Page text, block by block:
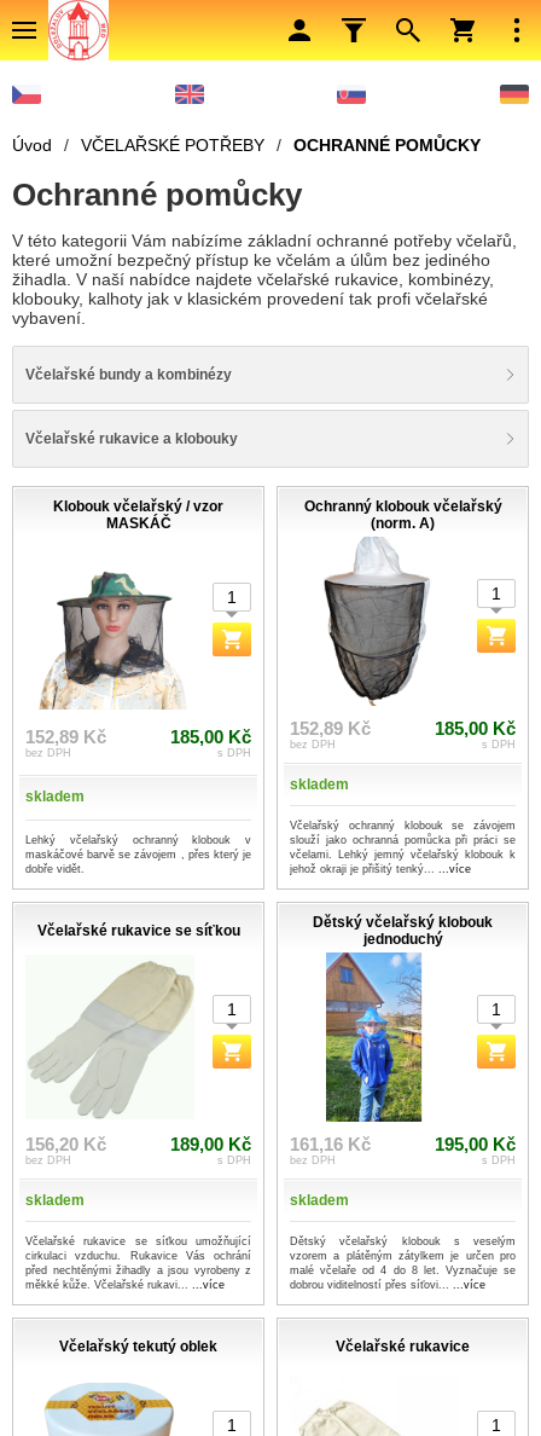
Úvod / VČELAŘSKÉ POTŘEBY / OCHRANNÉ POMŮCKY
Ochranné pomůcky
V této kategorii Vám nabízíme základní ochranné potřeby včelařů,
které umožní bezpečný přístup ke včelám a úlům bez jediného
žihadla. V naší nabídce najdete včelařské rukavice, kombinézy,
klobouky, kalhoty jak v klasickém provedení tak profi včelařské
vybavení.
Včelařské bundy a kombinézy
Včelařské rukavice a klobouky
Klobouk včelařský / vzor
MASKÁČ
152,89 Kč
bez DPH
185,00 Kč
s DPH
skladem
Lehký včelařský ochranný klobouk v
maskáčové barvě se závojem , přes který je
dobře vidět.
Ochranný klobouk včelařský
(norm. A)
152,89 Kč
bez DPH
185,00 Kč
s DPH
skladem
Včelařský ochranný klobouk se závojem
slouží jako ochranná pomůcka při práci se
včelami. Lehký jemný včelařský klobouk k
jehož okraji je přišitý tenký... ...více
Včelařské rukavice se síťkou
156,20 Kč
bez DPH
189,00 Kč
s DPH
skladem
Včelařské rukavice se síťkou umožňující
cirkulaci vzduchu. Rukavice Vás ochrání
před nechtěnými žihadly a jsou vyrobeny z
měkké kůže. Včelařské rukavi... ...více
Dětský včelařský klobouk
jednoduchý
161,16 Kč
bez DPH
195,00 Kč
s DPH
skladem
Dětský včelařský klobouk s veselým
vzorem a plátěným zátylkem je určen pro
malé včelaře od 4 do 8 let. Vyznačuje se
dobrou viditelností přes síťovi... ...více
Včelařský tekutý oblek Včelařské rukavice